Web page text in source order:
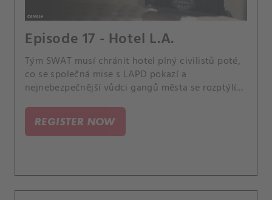
Episode 17 - Hotel L.A.
Tým SWAT musí chránit hotel plný civilistů poté,
co se společná mise s LAPD pokazí a
nejnebezpečnější vůdci gangů města se rozptýlí
koordinaci mise týmu je také komplikovaná, když
jeho bratr Terry, reportér na volné noze, překročí
policejní linie kvůli záběrům.
REGISTER NOW